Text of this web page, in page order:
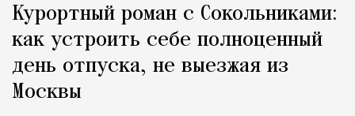
Курортный роман с Сокольниками:
как устроить себе полноценный
день отпуска, не выезжая из
Москвы